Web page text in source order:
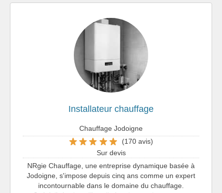
Installateur chauffage
Chauffage Jodoigne
(170 avis)
Sur devis
NRgie Chauffage, une entreprise dynamique basée à
Jodoigne, s'impose depuis cinq ans comme un expert
incontournable dans le domaine du chauffage.